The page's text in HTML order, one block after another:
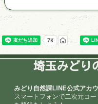
埼玉みどり
みどり自然課LINE公式アカ
スマートフォンで二次元コ